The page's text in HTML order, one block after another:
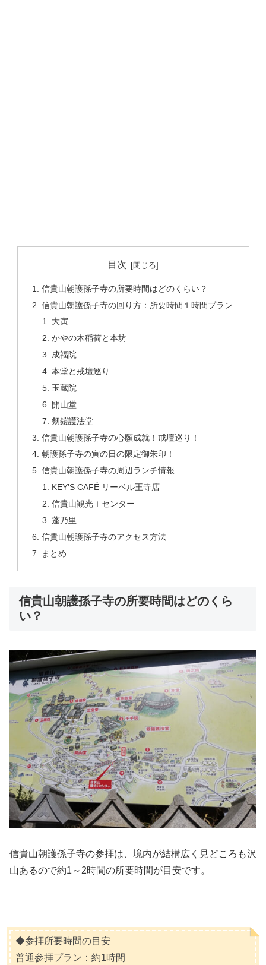
目次
信貴山朝護孫子寺の所要時間はどのくらい？
信貴山朝護孫子寺の回り方：所要時間１時間プラン
大寅
かやの木稲荷と本坊
成福院
本堂と戒壇巡り
玉蔵院
開山堂
剱鎧護法堂
信貴山朝護孫子寺の心願成就！戒壇巡り！
朝護孫子寺の寅の日の限定御朱印！
信貴山朝護孫子寺の周辺ランチ情報
KEY’S CAFÉ リーベル王寺店
信貴山観光ｉセンター
蓬乃里
信貴山朝護孫子寺のアクセス方法
まとめ
信貴山朝護孫子寺の所要時間はどのくら
い？
信貴山朝護孫子寺の参拝は、境内が結構広く見どころも沢
山あるので約1～2時間の所要時間が目安です。
◆参拝所要時間の目安
普通参拝プラン：約1時間